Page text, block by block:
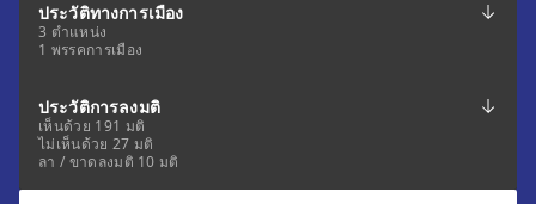
ประวัติทางการเมือง
3 ตำแหน่ง
1 พรรคการเมือง
ประวัติการลงมติ
เห็นด้วย 191 มติ
ไม่เห็นด้วย 27 มติ
ลา / ขาดลงมติ 10 มติ